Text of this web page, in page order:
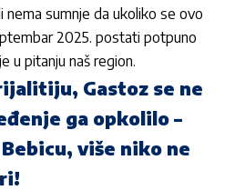
nema sumnje da ukoliko se ovo
2025. postati potpuno
u pitanju naš region.
Gastoz se ne
ga opkolilo –
više niko ne